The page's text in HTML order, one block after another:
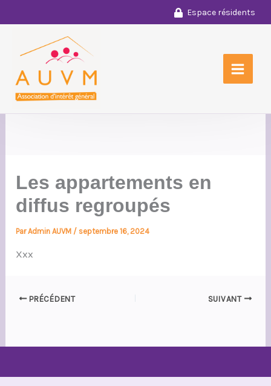
Espace résidents
Les appartements en
diffus regroupés
ParAdmin AUVM / septembre 16, 2024
Xxx
PRÉCÉDENT SUIVANT